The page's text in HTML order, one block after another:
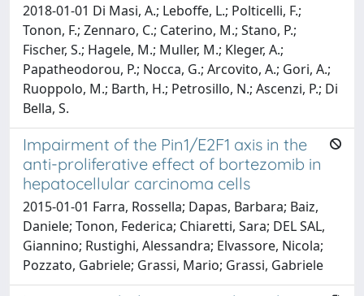
2018-01-01 Di Masi, A.; Leboffe, L.; Polticelli, F.;
Tonon, F.; Zennaro, C.; Caterino, M.; Stano, P.;
Fischer, S.; Hagele, M.; Muller, M.; Kleger, A.;
Papatheodorou, P.; Nocca, G.; Arcovito, A.; Gori, A.;
Ruoppolo, M.; Barth, H.; Petrosillo, N.; Ascenzi, P.; Di
Bella, S.
Impairment of the Pin1/E2F1 axis in the
anti-proliferative effect of bortezomib in
hepatocellular carcinoma cells
2015-01-01 Farra, Rossella; Dapas, Barbara; Baiz,
Daniele; Tonon, Federica; Chiaretti, Sara; DEL SAL,
Giannino; Rustighi, Alessandra; Elvassore, Nicola;
Pozzato, Gabriele; Grassi, Mario; Grassi, Gabriele